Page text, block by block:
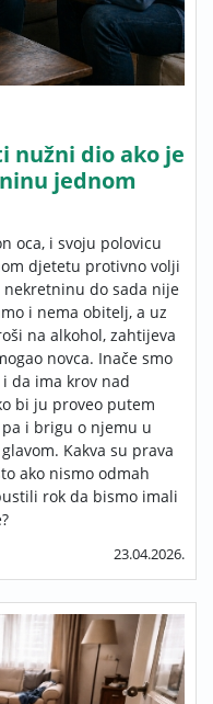
nužni dio ako je
jednom
oca, i svoju polovicu
djetetu protivno volji
do sada nije
i nema obitelj, a uz
na alkohol, zahtijeva
novca. Inače smo
da ima krov nad
bi ju proveo putem
pa i brigu o njemu u
Kakva su prava
ako nismo odmah
rok da bismo imali
23.04.2026.